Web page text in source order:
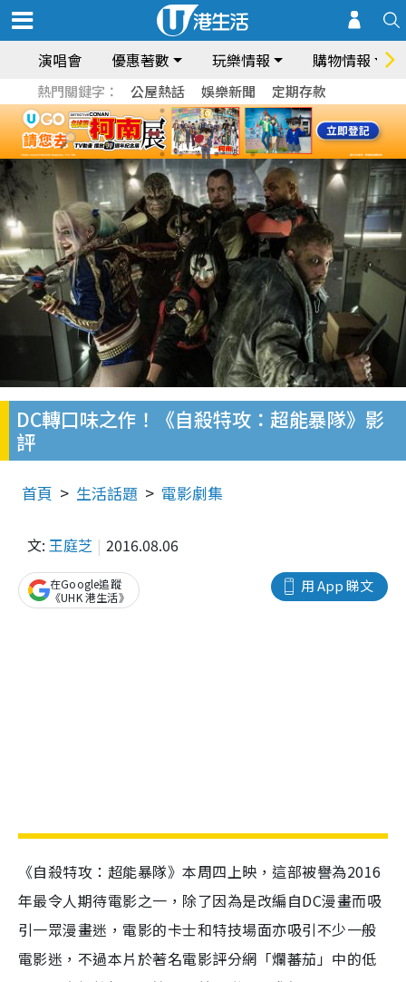
演唱會 優惠著數 玩樂情報 購物情報
熱門關鍵字： 公屋熱話 娛樂新聞 定期存款
DC轉口味之作！《自殺特攻：超能暴隊》影
評
首頁 生活話題 電影劇集
文: 王庭芝 2016.08.06
用 App 睇文
在Google追蹤
《UHK 港生活》
《自殺特攻：超能暴隊》本周四上映，這部被譽為2016
年最令人期待電影之一，除了因為是改編自DC漫畫而吸
引一眾漫畫迷，電影的卡士和特技場面亦吸引不少一般
電影迷，不過本片於著名電影評分網「爛蕃茄」中的低